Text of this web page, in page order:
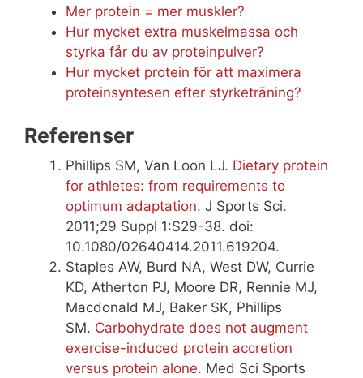
Mer protein = mer muskler?
Hur mycket extra muskelmassa och
styrka får du av proteinpulver?
Hur mycket protein för att maximera
proteinsyntesen efter styrketräning?
Referenser
Phillips SM, Van Loon LJ. Dietary protein
for athletes: from requirements to
optimum adaptation. J Sports Sci.
2011;29 Suppl 1:S29-38. doi:
10.1080/02640414.2011.619204.
Staples AW, Burd NA, West DW, Currie
KD, Atherton PJ, Moore DR, Rennie MJ,
Macdonald MJ, Baker SK, Phillips
SM. Carbohydrate does not augment
exercise-induced protein accretion
versus protein alone. Med Sci Sports